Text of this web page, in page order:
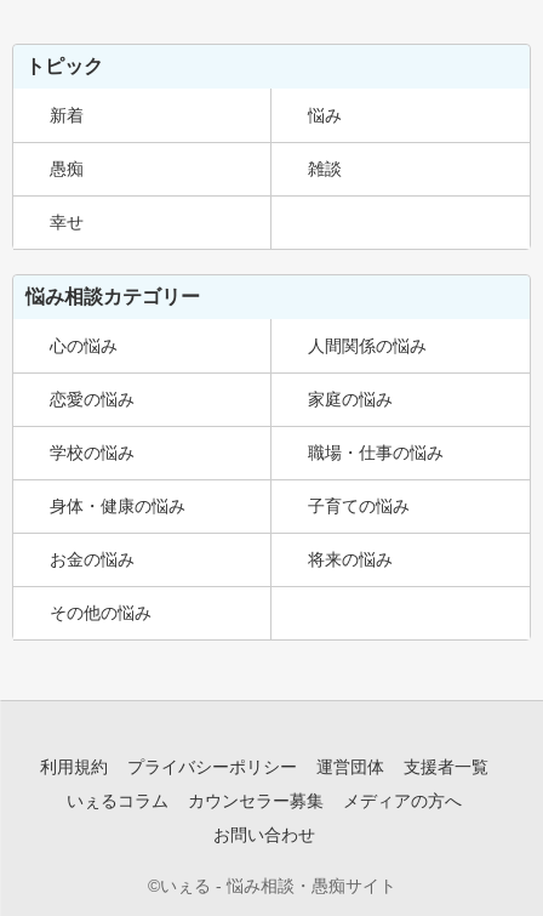
トピック
新着 悩み
愚痴 雑談
幸せ
悩み相談カテゴリー
心の悩み 人間関係の悩み
恋愛の悩み 家庭の悩み
学校の悩み 職場・仕事の悩み
身体・健康の悩み 子育ての悩み
お金の悩み 将来の悩み
その他の悩み
利用規約 プライバシーポリシー 運営団体
支援者一覧
いぇるコラム
カウンセラー募集
メディアの方へ
お問い合わせ
©いぇる - 悩み相談・愚痴サイト